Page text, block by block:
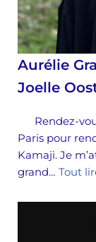
Aurélie
Joelle
Rendez-
Paris pour
Kamaji. Je
grand… Tout